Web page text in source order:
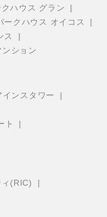
ハウス グラン
ークハウス オイコス
ス
ション
インスタワー
ト
(RIC)